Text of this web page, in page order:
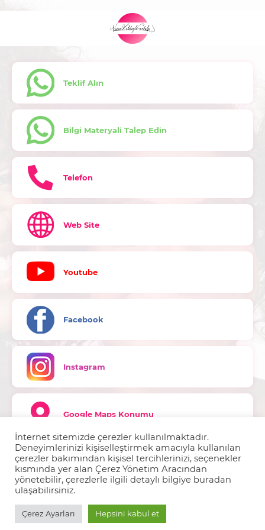
Teklif Alın
Bilgi Materyali Talep Edin
Telefon
Web Site
Youtube
Facebook
Instagram
Google Maps Konumu
BURUN ESTETİĞİ TÜRKİYE
İnternet sitemizde çerezler kullanılmaktadır.
Deneyimlerinizi kişiselleştirmek amacıyla kullanılan
çerezler bakımından kişisel tercihlerinizi, seçenekler
kısmında yer alan Çerez Yönetim Aracından
yönetebilir, çerezlerle ilgili detaylı bilgiye buradan
ulaşabilirsiniz.
Çerez Ayarları Hepsini kabul et
English İngilizce)